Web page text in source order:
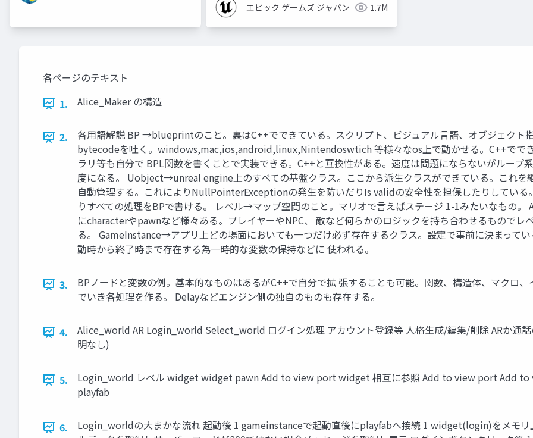
エピック ゲームズ ジャパン 1.7M
各ページのテキスト
1.
Alice_Maker の構造
2.
各用語解説 BP →blueprintのこと。裏はC++でできている。スクリプト、ビジュアル言語、オブジェク
bytecodeを吐く。windows,mac,ios,android,linux,Nintendoswtich 等様々なos上で動かせる。C++でで
ラリ等も自分で BPL関数を書くことで実装できる。C++と互換性がある。速度は問題にならないがルー
度になる。 Uobject→unreal engine上のすべての基盤クラス。ここから派生クラスができている。これを
自動管理する。これによりNullPointerExceptionの発生を防いだりIs validの安全性を担保したりしてい
りすべての処理をBPで書ける。 レベル→マップ空間のこと。マリオで言えばステージ 1-1みたいなもの
にcharacterやpawnなど様々ある。プレイヤーやNPC、 敵など何らかのロジックを持ち合わせるもので
る。 GameInstance→アプリ上どの場面においても一つだけ必ず存在するクラス。設定で事前に決まって
動時から終了時まで存在する為一時的な変数の保持などに 使われる。
3.
BPノードと変数の例。基本的なものはあるがC++で自分で拡 張することも可能。関数、構造体、マクロ
でいき各処理を作る。 Delayなどエンジン側の独自のものも存在する。
4.
Alice_world AR Login_world Select_world ログイン処理 アカウント登録等 人格生成/編集/削除 ARか通
明なし)
5.
Login_world レベル widget widget pawn Add to view port widget 相互に参照 Add to view port Add to
playfab
6.
Login_worldの大まかな流れ 起動後 1 gameinstanceで起動直後にplayfabへ接続 1 widget(login)をメモ